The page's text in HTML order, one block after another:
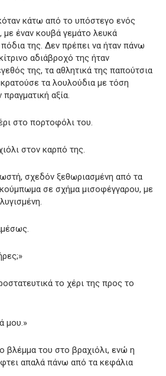
κάτω από το υπόστεγο ενός
με έναν κουβά γεμάτο λευκά
της. Δεν πρέπει να ήταν πάνω
αδιάβροχό της ήταν
της, τα αθλητικά της παπούτσια
τα λουλούδια με τόση
αξία.
στο πορτοφόλι του.
στον καρπό της.
σχεδόν ξεθωριασμένη από τα
σε σχήμα μισοφέγγαρου, με
το χέρι της προς το
μου.»
βλέμμα του στο βραχιόλι, ενώ η
απαλά πάνω από τα κεφάλια